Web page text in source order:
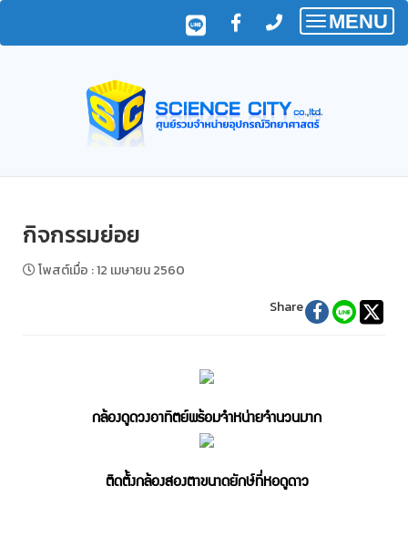
Toggle
MENU
กิจกรรมย่อย
โพสต์เมื่อ :12 เมษายน 2560
Share
กล้องดูดวงอาทิตย์พร้อมจำหน่ายจำนวนมาก
ติดตั้งกล้องสองตาขนาดยักษ์ที่หอดูดาว